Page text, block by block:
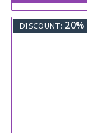
DISCOUNT: 20%